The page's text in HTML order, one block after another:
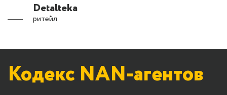
Detalteka
ритейл
Кодекс NAN-агентов